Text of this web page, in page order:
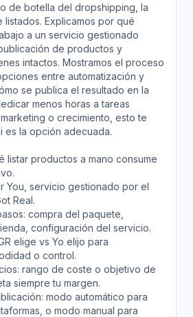
de botella del dropshipping, la
listados. Explicamos por qué
a un servicio gestionado
de productos y
intactos. Mostramos el proceso
entre automatización y
se publica el resultado en la
menos horas a tareas
o crecimiento, esto te
es la opción adecuada.
listar productos a mano consume
You, servicio gestionado por el
Real.
compra del paquete,
configuración del servicio.
elige vs Yo elijo para
o control.
rango de coste o objetivo de
siempre tu margen.
modo automático para
o modo manual para